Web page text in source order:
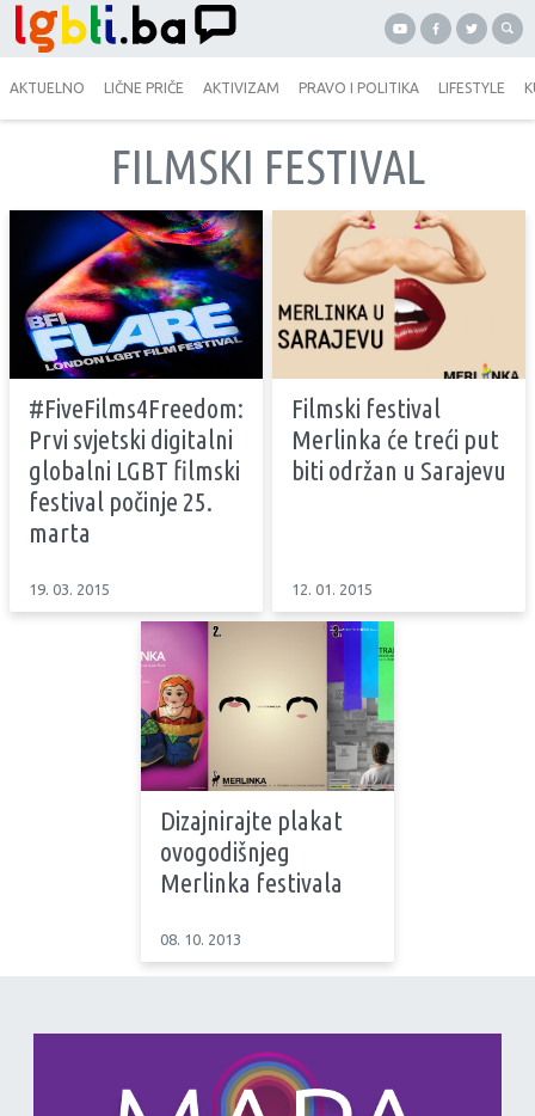
AKTUELNO LIČNE PRIČE AKTIVIZAM PRAVO I POLITIKA LIFESTYLE
FILMSKI FESTIVAL
#FiveFilms4Freedom:
Prvi svjetski digitalni
globalni LGBT filmski
festival počinje 25.
marta
19. 03. 2015
Filmski festival
Merlinka će treći put
biti održan u Sarajevu
12. 01. 2015
Dizajnirajte plakat
ovogodišnjeg
Merlinka festivala
08. 10. 2013